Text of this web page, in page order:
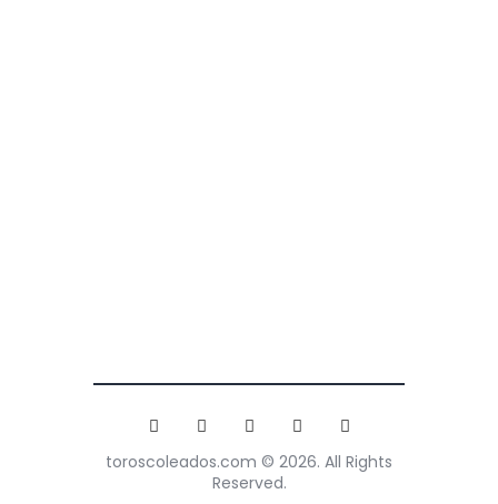
toroscoleados.com © 2026. All Rights
Reserved.